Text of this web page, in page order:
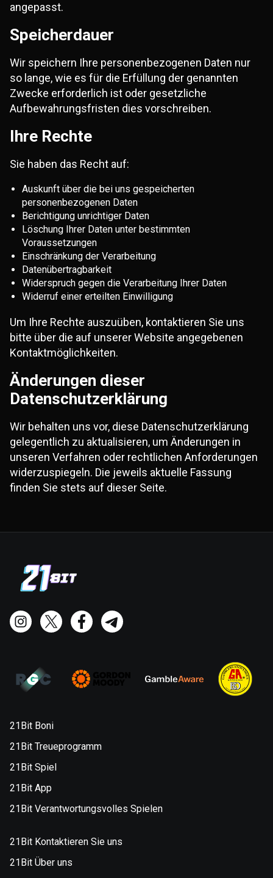
angepasst.
Speicherdauer
Wir speichern Ihre personenbezogenen Daten nur
so lange, wie es für die Erfüllung der genannten
Zwecke erforderlich ist oder gesetzliche
Aufbewahrungsfristen dies vorschreiben.
Ihre Rechte
Sie haben das Recht auf:
Auskunft über die bei uns gespeicherten
personenbezogenen Daten
Berichtigung unrichtiger Daten
Löschung Ihrer Daten unter bestimmten
Voraussetzungen
Einschränkung der Verarbeitung
Datenübertragbarkeit
Widerspruch gegen die Verarbeitung Ihrer Daten
Widerruf einer erteilten Einwilligung
Um Ihre Rechte auszuüben, kontaktieren Sie uns
bitte über die auf unserer Website angegebenen
Kontaktmöglichkeiten.
Änderungen dieser
Datenschutzerklärung
Wir behalten uns vor, diese Datenschutzerklärung
gelegentlich zu aktualisieren, um Änderungen in
unseren Verfahren oder rechtlichen Anforderungen
widerzuspiegeln. Die jeweils aktuelle Fassung
finden Sie stets auf dieser Seite.
21Bit Boni
21Bit Treueprogramm
21Bit Spiel
21Bit App
21Bit Verantwortungsvolles Spielen
21Bit Kontaktieren Sie uns
21Bit Über uns